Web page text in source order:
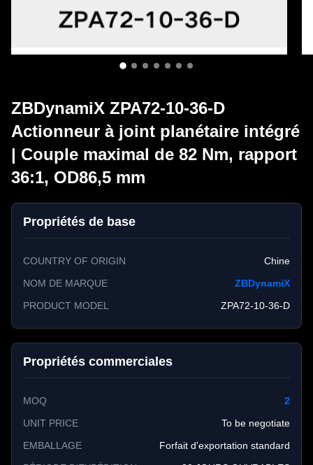
ZBDynamiX ZPA72-10-36-D
Actionneur à joint planétaire intégré
| Couple maximal de 82 Nm, rapport
36:1, OD86,5 mm
Propriétés de base
COUNTRY OF ORIGIN
Chine
NOM DE MARQUE
ZBDynamiX
PRODUCT MODEL
ZPA72-10-36-D
Propriétés commerciales
MOQ
2
UNIT PRICE
To be negotiate
EMBALLAGE
Forfait d'exportation standard